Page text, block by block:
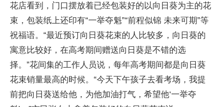
花店看到，门口摆放着已经包装好的以向日葵为主的花
束，包装纸上还印有“一举夺魁”“前程似锦 未来可期”等
祝福语。“最近预订向日葵花束的人比较多，向日葵的
寓意比较好，在高考期间赠送向日葵是不错的选
择。”花间集的工作人员说，每年高考期间都是向日葵
花束销量最高的时候。“今天下午孩子去看考场，我提
前把向日葵送给他，为他加油打气，希望他‘一举夺